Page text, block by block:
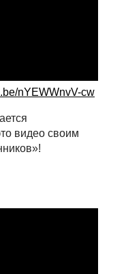
nYEWWnvV-cw
видео своим